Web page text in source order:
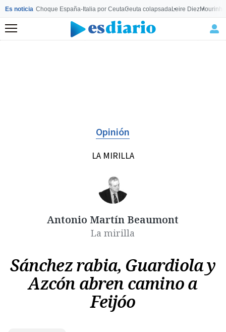
Es noticia Choque España-Italia por CeutaCeuta colapsadaLeire Diez
Menú
Opinión
LA MIRILLA
Antonio Martín Beaumont
La mirilla
Sánchez rabia, Guardiola y
Azcón abren camino a
Feijóo